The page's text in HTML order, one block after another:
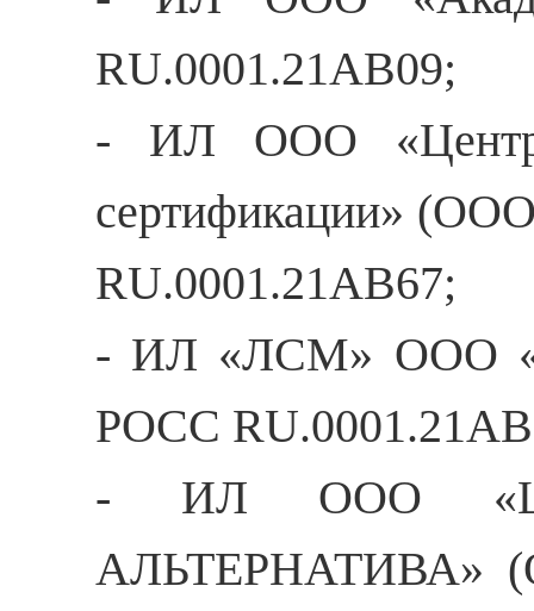
RU.0001.21АВ09;
- ИЛ ООО «Центр
сертификации»
RU.0001.21АВ67;
- ИЛ «ЛСМ» ООО
РОСС
- ИЛ ООО
АЛЬТЕРНАТИВА»